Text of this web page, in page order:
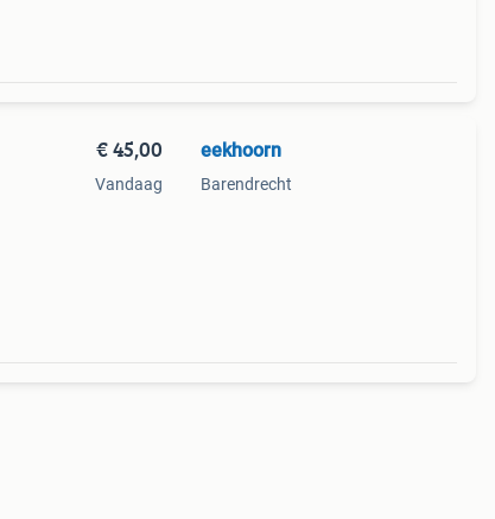
€ 45,00
Vandaag
eekhoorn
Barendrecht